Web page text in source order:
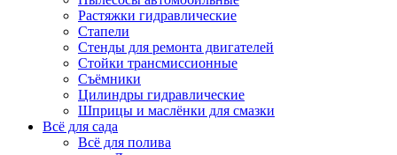
Растяжки гидравлические
Стапели
Стенды для ремонта двигателей
Стойки трансмиссионные
Съёмники
Цилиндры гидравлические
Шприцы и маслёнки для смазки
Всё для сада
Всё для полива